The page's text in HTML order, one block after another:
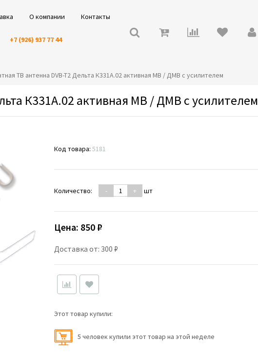
О компании Контакты
+7 (926) 937 77 44
ТВ антенна DVB-T2 Дельта К331А.02 активная МВ / ДМВ с усилителем
К331А.02 активная МВ / ДМВ с усилителем
Код товара:5181
Количество: - + шт
Цена: 850 ₽
Доставка от: 300 ₽
Этот товар купили:
5 человек купили этот товар на этой неделе